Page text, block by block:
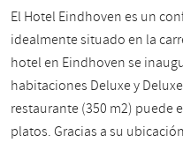
El Hotel Eindhoven es un
idealmente situado en la
hotel en Eindhoven se
habitaciones Deluxe y
restaurante (350 m2) puede
platos. Gracias a su